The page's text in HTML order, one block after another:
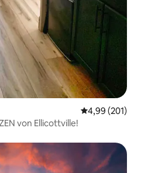
4,99 (201)
von Ellicottville!